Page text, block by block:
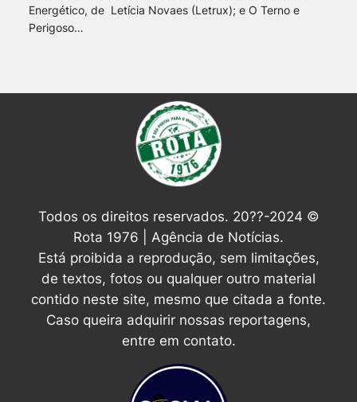
Energético, de Letícia Novaes (Letrux); e O Terno e
Perigoso…
Todos os direitos reservados. 20??-2024 ©
Rota 1976 | Agência de Notícias.
Está proibida a reprodução, sem limitações,
de textos, fotos ou qualquer outro material
contido neste site, mesmo que citada a fonte.
Caso queira adquirir nossas reportagens,
entre em contato.